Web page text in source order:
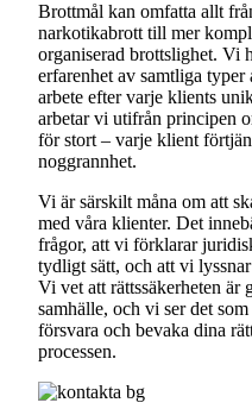
Brottmål kan omfatta allt
narkotikabrott till mer
organiserad brottslighet. Vi
erfarenhet av samtliga
arbete efter varje klients
arbetar vi utifrån principen
för stort – varje klient
noggrannhet.
Vi är särskilt måna om att
med våra klienter. Det
frågor, att vi förklarar
tydligt sätt, och att vi
Vi vet att rättssäkerheten är
samhälle, och vi ser det
försvara och bevaka dina
processen.